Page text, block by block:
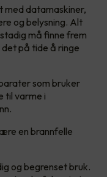
med datamaskiner,
og belysning. Alt
må finne frem
på tide å ringe
som bruker
til varme i
en brannfelle
og begrenset bruk.